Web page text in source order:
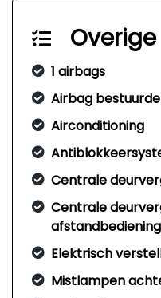
Overige
1 airbags
Airbag
Airconditioning
Centrale
Centrale
afstandbediening
Elektrisch
Mistlampen